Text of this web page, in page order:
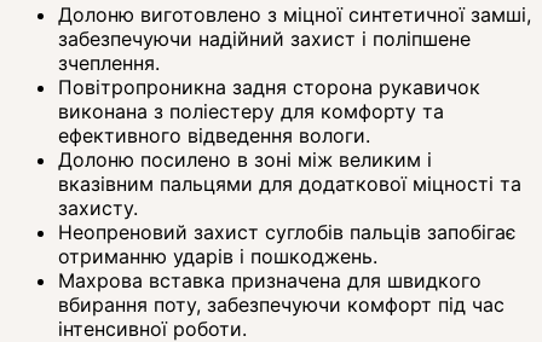
Долоню виготовлено з міцної синтетичної замші,
забезпечуючи надійний захист і поліпшене
зчеплення.
Повітропроникна задня сторона рукавичок
виконана з поліестеру для комфорту та
ефективного відведення вологи.
Долоню посилено в зоні між великим і
вказівним пальцями для додаткової міцності та
захисту.
Неопреновий захист суглобів пальців запобігає
отриманню ударів і пошкоджень.
Махрова вставка призначена для швидкого
вбирання поту, забезпечуючи комфорт під час
інтенсивної роботи.